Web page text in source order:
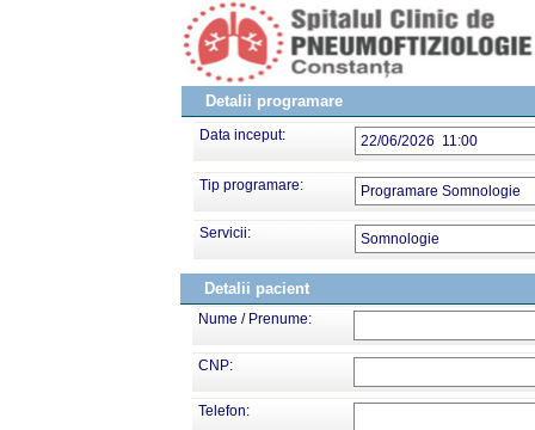
Detalii programare
Data inceput: 22/06/2026 11:00
Tip programare: Programare Somnologie
Servicii: Somnologie
Detalii pacient
Nume / Prenume:
CNP:
Telefon: